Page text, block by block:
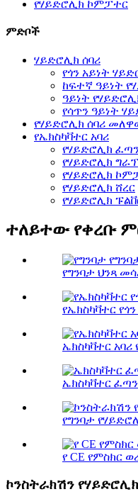
የሃይድሮሊክ ኮምፓተር
ምድቦች
ሃይድሮሊክ ሰባሪ
የጎን አይነት
ከፍተኛ ዓይነት
ዓይነት
የሳጥን ዓይነት
የሃይድሮሊክ ሰባሪ
የኤክስካቫተር አባሪ
የሃይድሮሊክ
የሃይድሮሊክ
የሃይድሮሊክ
የሃይድሮሊክ ሸረር
የሃይድሮሊክ
ተለይተው የቀረቡ
የግንባታ ህንጻ
የኤክስካቫተር
ኤክስካቫተር
ኤክስካቫተር
የግንባታ
የ CE የምስክር
ኮንስትራክሽን